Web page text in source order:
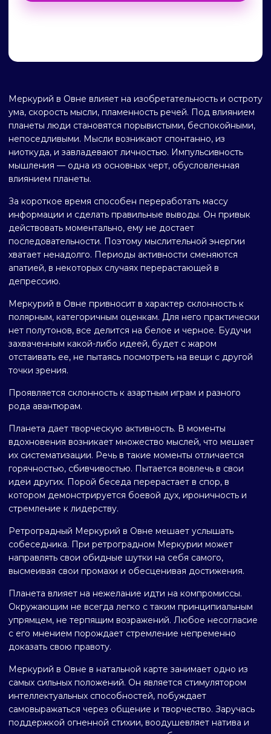
Меркурий в Овне влияет на изобретательность и остроту
ума, скорость мысли, пламенность речей. Под влиянием
планеты люди становятся порывистыми, беспокойными,
непоседливыми. Мысли возникают спонтанно, из
ниоткуда, и завладевают личностью. Импульсивность
мышления — одна из основных черт, обусловленная
влиянием планеты.
За короткое время способен переработать массу
информации и сделать правильные выводы. Он привык
действовать моментально, ему не достает
последовательности. Поэтому мыслительной энергии
хватает ненадолго. Периоды активности сменяются
апатией, в некоторых случаях перерастающей в
депрессию.
Меркурий в Овне привносит в характер склонность к
полярным, категоричным оценкам. Для него практически
нет полутонов, все делится на белое и черное. Будучи
захваченным какой-либо идеей, будет с жаром
отстаивать ее, не пытаясь посмотреть на вещи с другой
точки зрения.
Проявляется склонность к азартным играм и разного
рода авантюрам.
Планета дает творческую активность. В моменты
вдохновения возникает множество мыслей, что мешает
их систематизации. Речь в такие моменты отличается
горячностью, сбивчивостью. Пытается вовлечь в свои
идеи других. Порой беседа перерастает в спор, в
котором демонстрируется боевой дух, ироничность и
стремление к лидерству.
Ретроградный Меркурий в Овне мешает услышать
собеседника. При ретроградном Меркурии может
направлять свои обидные шутки на себя самого,
высмеивая свои промахи и обесценивая достижения.
Планета влияет на нежелание идти на компромиссы.
Окружающим не всегда легко с таким принципиальным
упрямцем, не терпящим возражений. Любое несогласие
с его мнением порождает стремление непременно
доказать свою правоту.
Меркурий в Овне в натальной карте занимает одно из
самых сильных положений. Он является стимулятором
интеллектуальных способностей, побуждает
самовыражаться через общение и творчество. Заручась
поддержкой огненной стихии, воодушевляет натива и